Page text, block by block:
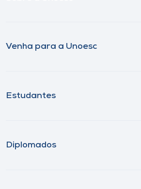
Venha para a Unoesc
Estudantes
Diplomados